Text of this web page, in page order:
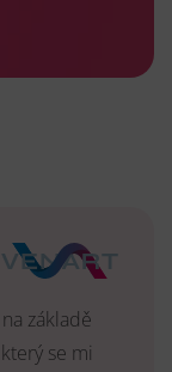
základě
se mi